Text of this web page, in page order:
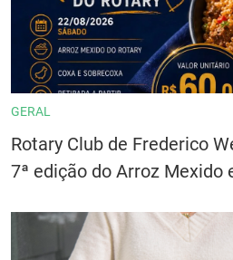
GERAL
Rotary Club de Frederico
7ª edição do Arroz Mexido